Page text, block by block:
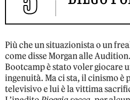
Più che un situazionista o un
come disse Morgan alle
Bootcamp è stato voler giocare
ingenuità. Ma ci sta, il cinismo è
televisivo e lui è la vittima